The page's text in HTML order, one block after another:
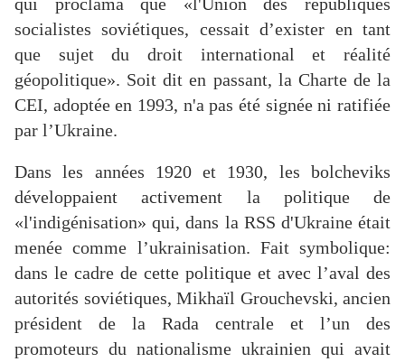
socialistes soviétiques, cessait d’exister en tant
que sujet du droit international et réalité
géopolitique». Soit dit en passant, la Charte de la
CEI, adoptée en 1993, n'a pas été signée ni ratifiée
par l’Ukraine.
Dans les années 1920 et 1930, les bolcheviks
développaient activement la politique de
«l'indigénisation» qui, dans la RSS d'Ukraine était
menée comme l’ukrainisation. Fait symbolique:
dans le cadre de cette politique et avec l’aval des
autorités soviétiques, Mikhaïl Grouchevski, ancien
président de la Rada centrale et l’un des
promoteurs du nationalisme ukrainien qui avait